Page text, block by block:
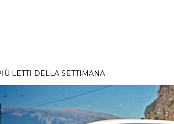
LETTI DELLA SETTIMANA